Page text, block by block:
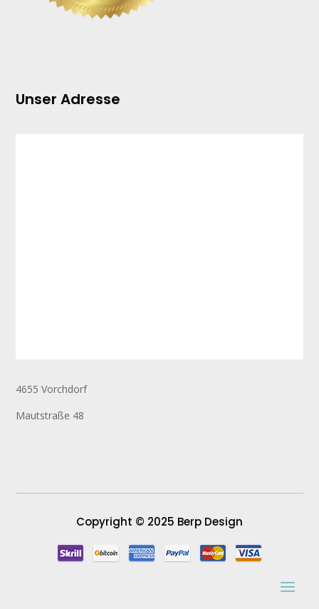
Unser Adresse
4655 Vorchdorf
Mautstraße 48
Copyright © 2025 Berp Design